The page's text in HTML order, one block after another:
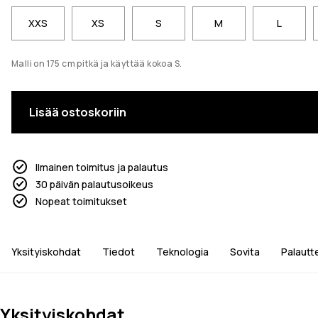
XXS XS S M L
Malli on 175 cm pitkä ja käyttää kokoa S.
Lisää ostoskoriin
Ilmainen toimitus ja palautus
30 päivän palautusoikeus
Nopeat toimitukset
Yksityiskohdat Tiedot Teknologia Sovita